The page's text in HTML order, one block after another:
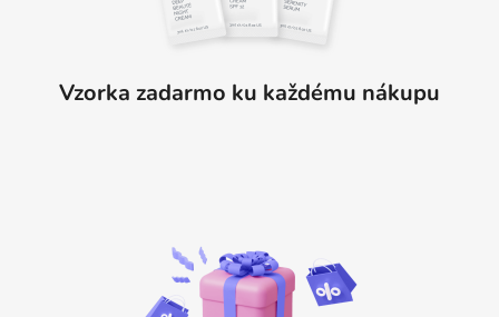
Vzorka zadarmo ku každému nákupu